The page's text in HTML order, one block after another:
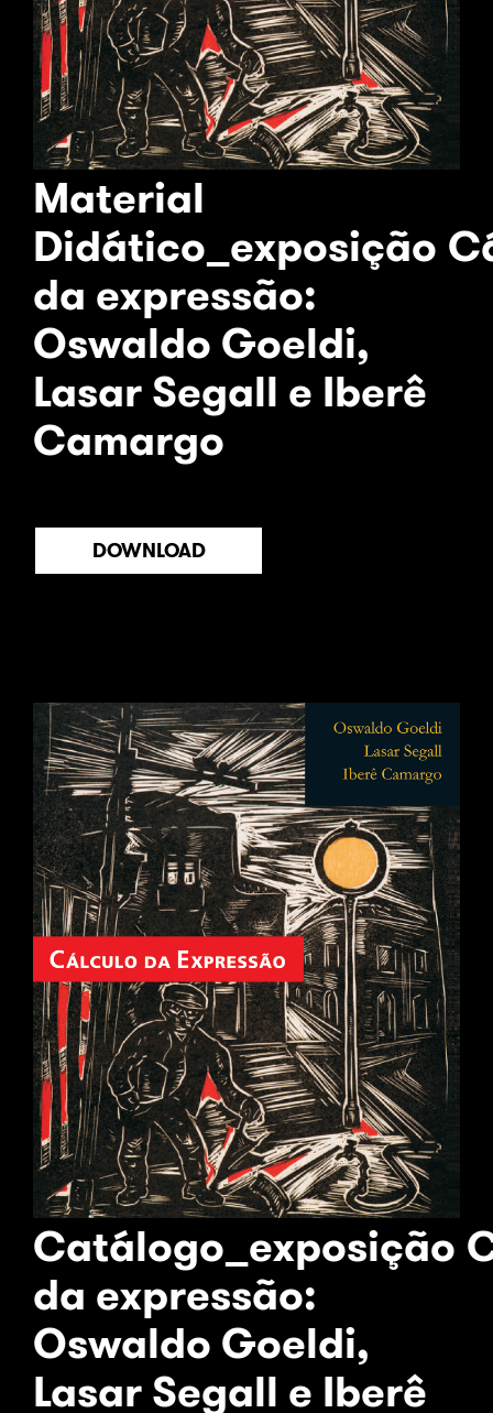
Material
Didático_exposição
da expressão:
Oswaldo Goeldi,
Lasar Segall e Iberê
Camargo
DOWNLOAD
Catálogo_exposição
da expressão:
Oswaldo Goeldi,
Lasar Segall e Iberê